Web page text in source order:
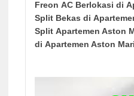
Freon AC Berlokasi di
Split Bekas di
Split Apartemen Aston
di Apartemen Aston